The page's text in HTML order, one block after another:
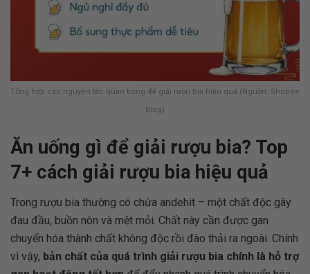
Tổng hợp các nguyên tắc quan trọng để giải rượu bia hiệu quả (Nguồn: Shopee
Blog)
Ăn uống gì để giải rượu bia? Top
7+ cách giải rượu bia hiệu quả
Trong rượu bia thường có chứa andehit – một chất độc gây
đau đầu, buồn nôn và mệt mỏi. Chất này cần được gan
chuyển hóa thành chất không độc rồi đào thải ra ngoài. Chính
vì vậy, bản chất của quá trình giải rượu bia chính là hỗ trợ